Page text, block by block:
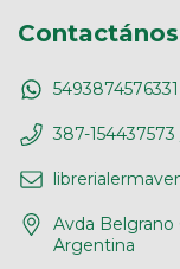
Contactános
5493874576331
387-
Avda Belgrano
Argentina